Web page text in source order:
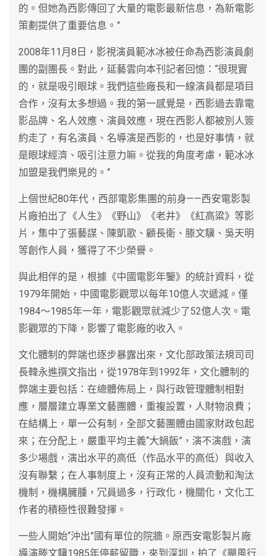
的。但她為西影傳回了大量的電影最新信息，為新電影
策劃提供了重要信息。”
2008年11月8日，影視演員範冰冰被任命為西影演員劇
團的副團長。對此，延藝雲向本刊記者回憶：“很現實
的，就是吸引眼球。我們這些廠長和一線演員都是項目
合作，沒有太多想過。我的第一感覺是，西影過去靠電
影品牌、名人效應、演員效應，現在西影人都被別人簽
約走了，有名演員、名導演是西影的，也是好事情，就
是眼球經濟、吸引注意力嘛。從我的角度考慮，範冰冰
加盟是我們樂見的。”
上個世紀80年代，西部電影集團的前身——西安電影製
片廠拍出了《人生》《野山》《老井》《紅高粱》等影
片，集中了張藝謀、陳凱歌、顧長衛、滕文驥、吳天明
等創作人員，獲得了不少榮譽。
與此相伴的是，根據《中國電影年鑒》的統計資料，從
1979年開始，中國電影觀眾以每年10億人次遞減。僅
1984～1985年一年，電影觀眾就減少了52億人次。電
影觀眾的下降，影響了電影廠的收入。
文化體制的弊端也逐步暴露出來，文化部政策法規司司
長韓永進撰文指出，從1978年到1992年，文化體制的
弊端主要包括：在總體佈局上，與行政管理體制相對
應，層層建立專業文藝團體，重複設置，人財物浪費；
在結構上，單一公有制，全部文藝團體由國家財政包起
來；在分配上，嚴重平均主義“大鍋飯”，演不演戲，演
多少場戲，演出水平的高低（作品水平的高低）與收入
沒有聯繫；在人事制度上，沒有正常的人員流動和淘汰
機制，機構臃腫，冗員過多，行政化，機關化，文化工
作者的積極性很難發揮。
一些人開始“沖出”國有單位的院牆。原西安電影製片廠
導演滕文驥1985年停薪留職，來到深圳，拍了《颶風行